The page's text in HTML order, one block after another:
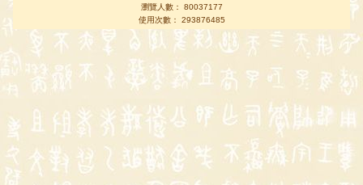
瀏覽人數： 80037177
使用次數： 293876485